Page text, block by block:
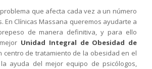
que afecta cada vez a un número
En Clínicas Massana queremos ayudarte a
de manera definitiva, y para ello
Unidad Integral de Obesidad de
centro de tratamiento de la obesidad en el
ayuda del mejor equipo de psicólogos,